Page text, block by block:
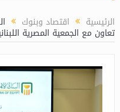
الرئيسية اقتصاد وبنوك
تعاون مع الجمعية المصرية